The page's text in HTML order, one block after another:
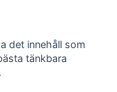
det innehåll som
tänkbara